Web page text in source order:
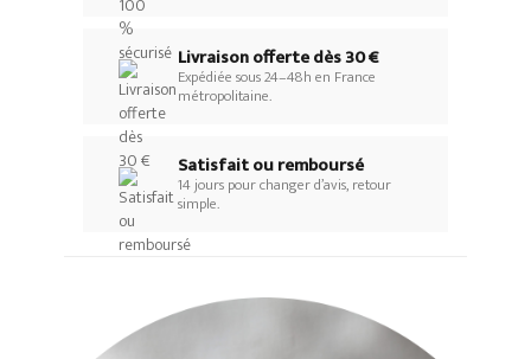
Livraison offerte dès 30 €
Expédiée sous 24–48h en France
métropolitaine.
Satisfait ou remboursé
14 jours pour changer d’avis, retour
simple.